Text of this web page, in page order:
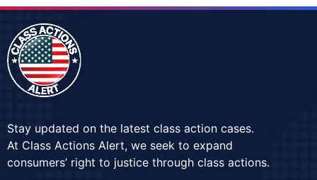
Stay updated on the latest class action cases.
At Class Actions Alert, we seek to expand
consumers’ right to justice through class actions.